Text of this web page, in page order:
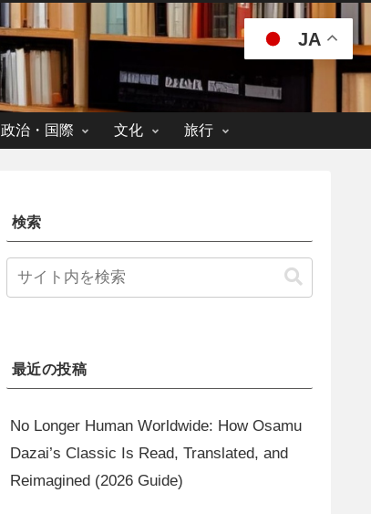
政治・国際 文化 旅行
検索
最近の投稿
No Longer Human Worldwide: How Osamu
Dazai’s Classic Is Read, Translated, and
Reimagined (2026 Guide)
JA